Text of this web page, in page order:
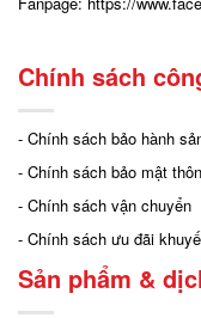
Chính sách
- Chính sách bảo hành
- Chính sách bảo mật
- Chính sách vận chuyển
- Chính sách ưu đãi
Sản phẩm &